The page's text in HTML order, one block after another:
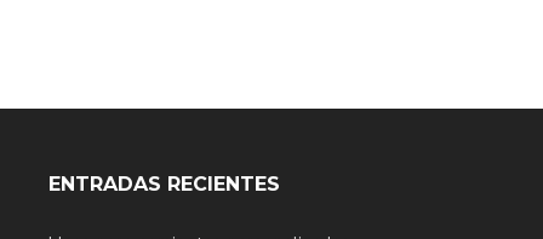
ENTRADAS RECIENTES